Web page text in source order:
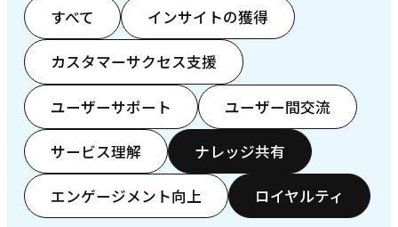
すべて インサイトの獲得
カスタマーサクセス支援
ユーザーサポート ユーザー間交流
サービス理解 ナレッジ共有
エンゲージメント向上 ロイヤルティ